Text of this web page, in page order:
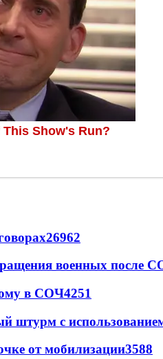
26962
военных после
в СОЧ4251
штурм с
от мобилизации3588